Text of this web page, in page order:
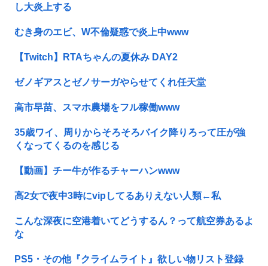
し大炎上する
むき身のエビ、W不倫疑惑で炎上中www
【Twitch】RTAちゃんの夏休み DAY2
ゼノギアスとゼノサーガやらせてくれ任天堂
高市早苗、スマホ農場をフル稼働www
35歳ワイ、周りからそろそろバイク降りろって圧が強
くなってくるのを感じる
【動画】チー牛が作るチャーハンwww
高2女で夜中3時にvipしてるありえない人類←私
こんな深夜に空港着いてどうするん？って航空券あるよ
な
PS5・その他『クライムライト』欲しい物リスト登録